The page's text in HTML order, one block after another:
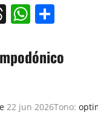
Threads
22 jun 2026Tono: